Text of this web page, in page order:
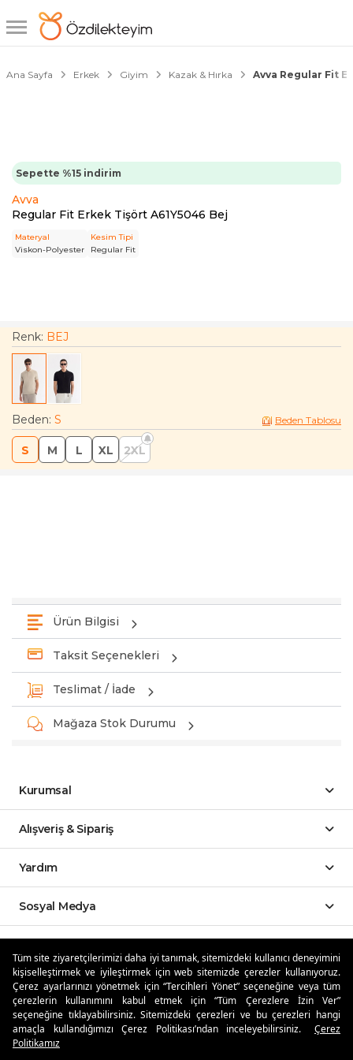
Tüm site ziyaretçilerimizi daha iyi tanımak, sitemizdeki kullanıcı deneyimini
kişiselleştirmek ve iyileştirmek için web sitemizde çerezler kullanıyoruz.
Çerez ayarlarınızı yönetmek için “Tercihleri Yönet” seçeneğine veya tüm
çerezlerin kullanımını kabul etmek için “Tüm Çerezlere İzin Ver”
seçeneğine tıklayabilirsiniz. Sitemizdeki çerezleri ve bu çerezleri hangi
amaçla kullandığımızı Çerez Politikası’ndan inceleyebilirsiniz.
Çerez
Politikamız
Ana Sayfa Erkek Giyim Kazak & Hırka Avva Regular Fit
Sepette %15 indirim
Avva
Regular Fit Erkek Tişört A61Y5046 Bej
Materyal
Viskon-Polyester
Kesim Tipi
Regular Fit
1/6
Renk: BEJ
Beden: S Beden Tablosu
S M L XL 2XL
Ürün Bilgisi
Taksit Seçenekleri
Teslimat / İade
Mağaza Stok Durumu
Kurumsal
Alışveriş & Sipariş
Yardım
Sosyal Medya
Özdilekteyim'de Taksit Avantajları
Güvenli Alışveriş